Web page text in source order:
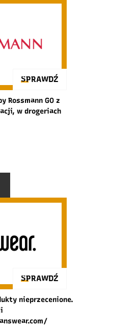
SPRAWDŹ
Rossmann GO z
w drogeriach
SPRAWDŹ
nieprzecenione.